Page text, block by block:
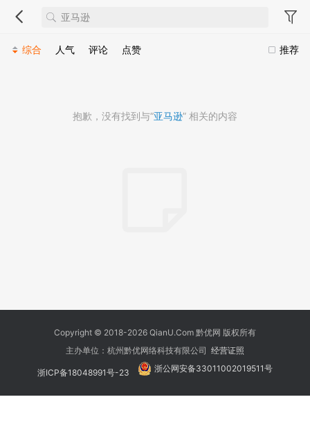
推荐
综合 人气 评论 点赞
抱歉，没有找到与“亚马逊” 相关的内容
Copyright © 2018-2026 QianU.Com 黔优网 版权所有
主办单位：杭州黔优网络科技有限公司 经营证照
浙ICP备18048991号-23 浙公网安备33011002019511号